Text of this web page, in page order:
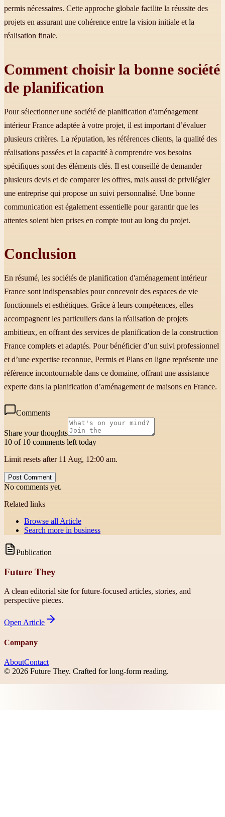
permis nécessaires. Cette approche globale facilite la réussite des
projets en assurant une cohérence entre la vision initiale et la
réalisation finale.
Comment choisir la bonne société
de planification
Pour sélectionner une société de planification d'aménagement
intérieur France adaptée à votre projet, il est important d’évaluer
plusieurs critères. La réputation, les références clients, la qualité des
réalisations passées et la capacité à comprendre vos besoins
spécifiques sont des éléments clés. Il est conseillé de demander
plusieurs devis et de comparer les offres, mais aussi de privilégier
une entreprise qui propose un suivi personnalisé. Une bonne
communication est également essentielle pour garantir que les
attentes soient bien prises en compte tout au long du projet.
Conclusion
En résumé, les sociétés de planification d'aménagement intérieur
France sont indispensables pour concevoir des espaces de vie
fonctionnels et esthétiques. Grâce à leurs compétences, elles
accompagnent les particuliers dans la réalisation de projets
ambitieux, en offrant des services de planification de la construction
France complets et adaptés. Pour bénéficier d’un suivi professionnel
et d’une expertise reconnue, Permis et Plans en ligne représente une
référence incontournable dans ce domaine, offrant une assistance
experte dans la planification d’aménagement de maisons en France.
Comments
Share your thoughts
10 of 10 comments left today
Limit resets after 11 Aug, 12:00 am.
Post Comment
No comments yet.
Related links
Browse all Article
Search more in business
Publication
Future They
A clean editorial site for future-focused articles, stories, and
perspective pieces.
Open Article
Company
AboutContact
© 2026 Future They. Crafted for long-form reading.